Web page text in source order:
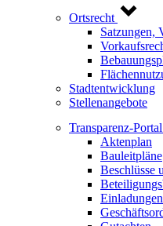
Ortsrecht
Satzungen,
Stadtentwicklung
Stellenangebote
Transparenz-
Aktenplan
Bauleitpläne
Beschlüsse
Einladungen